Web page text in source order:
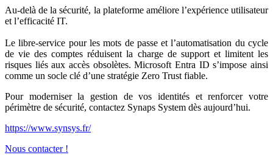
Au-delà de la sécurité, la plateforme améliore l’expérience utilisateur
et l’efficacité IT.
Le libre-service pour les mots de passe et l’automatisation du cycle
de vie des comptes réduisent la charge de support et limitent les
risques liés aux accès obsolètes. Microsoft Entra ID s’impose ainsi
comme un socle clé d’une stratégie Zero Trust fiable.
Pour moderniser la gestion de vos identités et renforcer votre
périmètre de sécurité, contactez Synaps System dès aujourd’hui.
https://www.synsys.fr/
Nous contacter !